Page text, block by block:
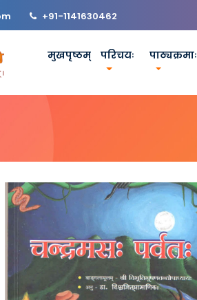
+91-1141630462
मुखपृष्ठम् परिचयः पाठ्यक्रमाः